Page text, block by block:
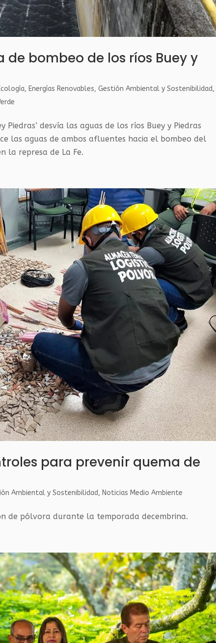
de bombeo de los ríos Buey y
, Energías Renovables,Gestión Ambiental y Sostenibilidad,
Piedras’ desvía las aguas de los ríos Buey y Piedras
las aguas de ambos afluentes hacia el bombeo del
la represa de La Fe.
para prevenir quema de
Ambiental y Sostenibilidad, Noticias Medio Ambiente
de pólvora durante la temporada decembrina.